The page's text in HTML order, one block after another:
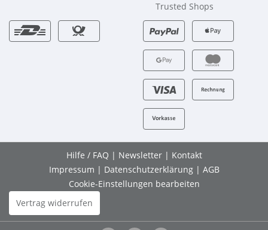
Trusted Shops
Hilfe / FAQ | Newsletter | Kontakt
Impressum | Datenschutzerklärung | AGB
Cookie-Einstellungen bearbeiten
Vertrag widerrufen